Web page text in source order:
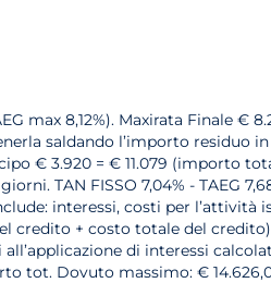
max 8,12%). Maxirata Finale
saldando l’importo residuo
€ 3.920 = € 11.079 (importo
TAN FISSO 7,04% - TAEG
interessi, costi per
+ costo totale del
di interessi
tot. Dovuto massimo: €